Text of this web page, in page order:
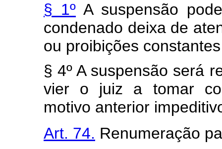
§ 1º A suspensão
condenado deixa de
ou proibições
§ 4º A suspensão será
vier o juiz a tomar
motivo anterior
Art. 74. Renumeração